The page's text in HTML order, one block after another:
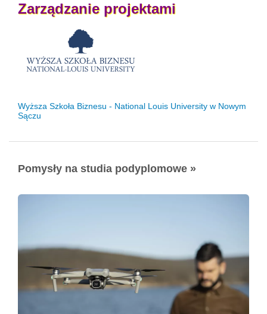
Zarządzanie projektami
Wyższa Szkoła Biznesu - National Louis University w Nowym
Sączu
Pomysły na studia podyplomowe »